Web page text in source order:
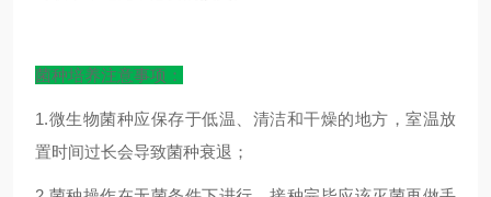
菌种培养注意事项：
1.微生物菌种应保存于低温、清洁和干燥的地方，室温放
置时间过长会导致菌种衰退；